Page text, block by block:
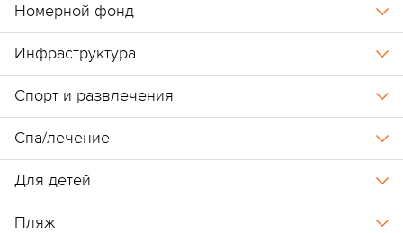
Номерной фонд
Инфраструктура
Спорт и развлечения
Спа/лечение
Для детей
Пляж